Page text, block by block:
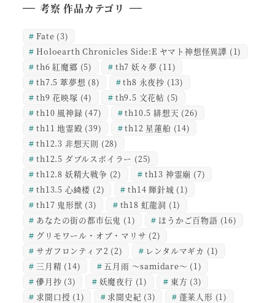
考察 作品カテゴリ
Fate (3)
Holoearth Chronicles Side:E ヤマト神想怪異譚 (1)
th6 紅魔郷 (5) th7 妖々夢 (11)
th7.5 萃夢想 (8) th8 永夜抄 (13)
th9 花映塚 (4) th9.5 文花帖 (5)
th10 風神録 (47) th10.5 緋想天 (26)
th11 地霊殿 (39) th12 星蓮船 (14)
th12.3 非想天則 (28)
th12.5 ダブルスポイラー (25)
th12.8 妖精大戦争 (2) th13 神霊廟 (7)
th13.5 心綺楼 (2) th14 輝針城 (1)
th17 鬼形獣 (3) th18 虹龍洞 (1)
あなたの街の都市伝鬼 (1) ほうかご百物語 (16)
グリモワール・オブ・マリサ (2)
サガフロンティア2 (2) レンタルマギカ (1)
三月精 (14) 五月雨 ～samidare～ (1)
儚月抄 (3) 妖魔夜行 (1) 東方 (3)
求聞口授 (1) 求聞史紀 (3) 蓬莱人形 (1)